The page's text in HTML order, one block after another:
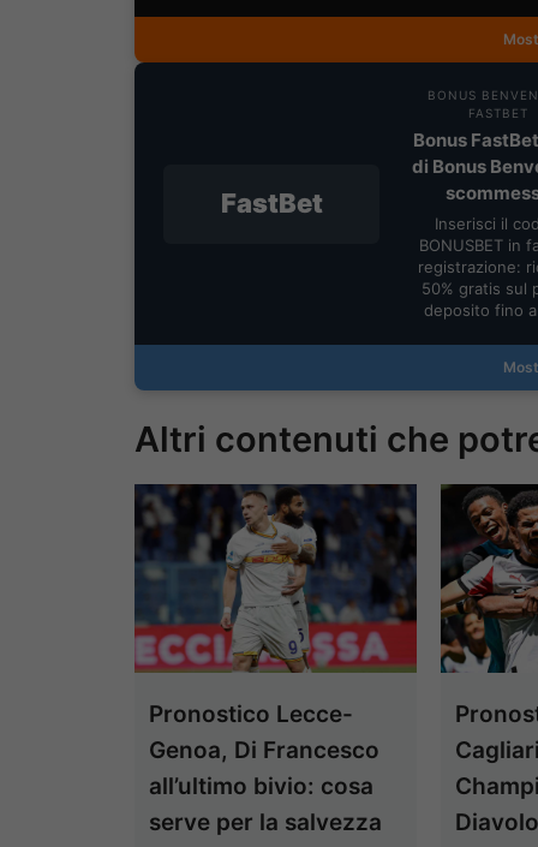
FastBet
FASTBET
Bonus
di Bonus
BONUSBET in
registrazione:
50% gratis sul
deposito fino
Altri contenuti che
Pronostico Lecce-
Genoa, Di Francesco
all’ultimo bivio: cosa
serve per la salvezza
Diavolo